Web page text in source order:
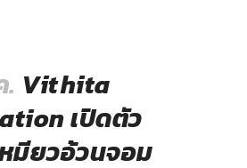
Vithita
เปิดตัว
มียวอ้วนจอม